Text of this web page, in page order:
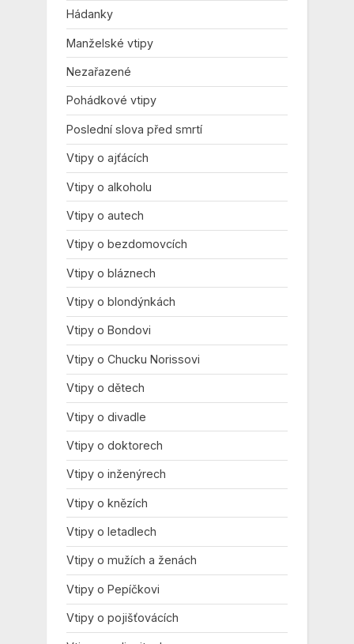
Hádanky
Manželské vtipy
Nezařazené
Pohádkové vtipy
Poslední slova před smrtí
Vtipy o ajťácích
Vtipy o alkoholu
Vtipy o autech
Vtipy o bezdomovcích
Vtipy o bláznech
Vtipy o blondýnkách
Vtipy o Bondovi
Vtipy o Chucku Norissovi
Vtipy o dětech
Vtipy o divadle
Vtipy o doktorech
Vtipy o inženýrech
Vtipy o knězích
Vtipy o letadlech
Vtipy o mužích a ženách
Vtipy o Pepíčkovi
Vtipy o pojišťovácích